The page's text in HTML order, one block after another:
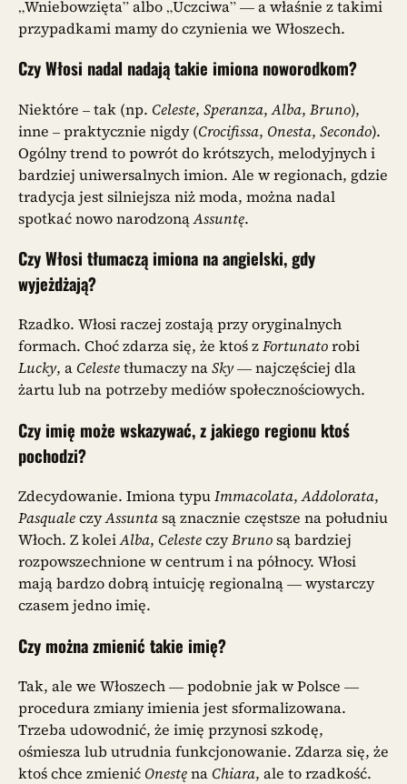
„Wniebowzięta” albo „Uczciwa” — a właśnie z takimi
przypadkami mamy do czynienia we Włoszech.
Czy Włosi nadal nadają takie imiona noworodkom?
Niektóre – tak (np. Celeste, Speranza,Alba, Bruno),
inne – praktycznie nigdy (Crocifissa, Onesta, Secondo).
Ogólny trend to powrót do krótszych, melodyjnych i
bardziej uniwersalnych imion. Ale w regionach, gdzie
tradycja jest silniejsza niż moda, można nadal
spotkać nowo narodzonąAssuntę.
Czy Włosi tłumaczą imiona na angielski, gdy
wyjeżdżają?
Rzadko. Włosi raczej zostają przy oryginalnych
formach. Choć zdarza się, że ktoś zFortunatorobi
Lucky, aCelestetłumaczy naSky— najczęściej dla
żartu lub na potrzeby mediów społecznościowych.
Czy imię może wskazywać, z jakiego regionu ktoś
pochodzi?
Zdecydowanie. Imiona typuImmacolata,Addolorata,
PasqualeczyAssuntasą znacznie częstsze na południu
Włoch. Z koleiAlba, CelesteczyBrunosą bardziej
rozpowszechnione w centrum i na północy. Włosi
mają bardzo dobrą intuicję regionalną — wystarczy
czasem jedno imię.
Czy można zmienić takie imię?
Tak, ale we Włoszech — podobnie jak w Polsce —
procedura zmiany imienia jest sformalizowana.
Trzeba udowodnić, że imię przynosi szkodę,
ośmiesza lub utrudnia funkcjonowanie. Zdarza się, że
ktoś chce zmienić OnestęnaChiara, ale to rzadkość.